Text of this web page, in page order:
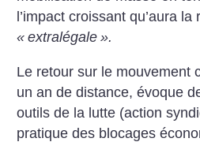
l’impact croissant qu’aura
« extralégale ».
Le retour sur le mouvement
un an de distance, évoque
outils de la lutte (action
pratique des blocages